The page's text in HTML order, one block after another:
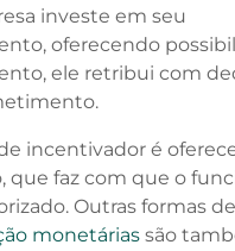
investe em seu
oferecendo
ele retribui com
incentivador é
que faz com que o
Outras formas de
monetáriassão